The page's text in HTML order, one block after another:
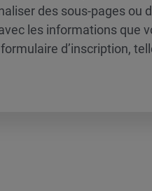
des sous-pages ou
les informations que
d’inscription,